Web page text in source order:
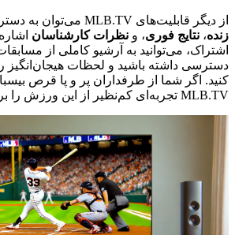
از دیگر قابلیت‌های MLB.TV می‌توان به دسترسی به
زنده، نتایج فوری، و نظرات کارشناسان
اشتراک، می‌توانید به آرشیو کاملی از
دسترسی داشته باشید و لحظات هیجان‌انگیز
کنید. اگر شما از طرفداران پر و پا قرص
MLB.TV تجربه‌ای کم‌نظیر از این ورزش را برایتان فراهم می‌کند.